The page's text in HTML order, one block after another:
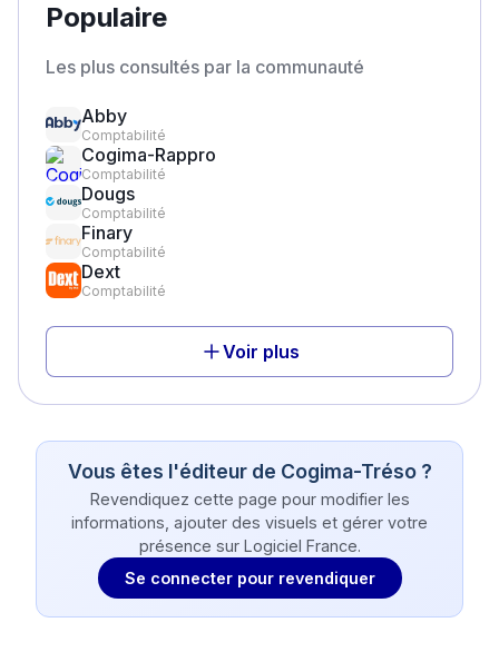
Populaire
Les plus consultés par la communauté
Abby
Comptabilité
Cogima-Rappro
Comptabilité
Dougs
Comptabilité
Finary
Comptabilité
Dext
Comptabilité
Voir plus
Vous êtes l'éditeur de Cogima-Tréso?
Revendiquez cette page pour modifier les
informations, ajouter des visuels et gérer votre
présence sur Logiciel France.
Se connecter pour revendiquer